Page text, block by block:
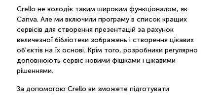
Crello не володіє таким широким функціоналом, як
Canva. Але ми включили програму в список кращих
сервісів для створення презентацій за рахунок
величезної бібліотеки зображень і створення цікавих
об'єктів на їх основі. Крім того, розробники регулярно
доповнюють сервіс новими фішками і цікавими
рішеннями.
За допомогою Crello ви зможете підготувати